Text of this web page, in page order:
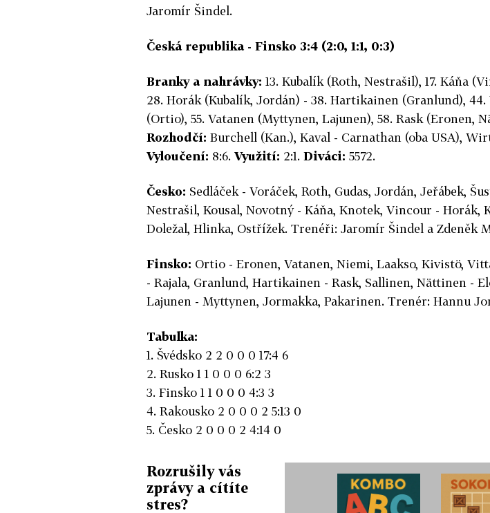
Jaromír Šindel.
Česká republika - Finsko 3:4 (2:0, 1:1, 0:3)
Branky a nahrávky: 13. Kubalík (Roth, Nestrašil), 17. Káňa
28. Horák (Kubalík, Jordán) - 38. Hartikainen (Granlund), 44.
(Ortio), 55. Vatanen (Myttynen, Lajunen), 58. Rask (Eronen,
Rozhodčí: Burchell (Kan.), Kaval - Carnathan (oba USA),
Vyloučení: 8:6. Využití: 2:1. Diváci: 5572.
Česko: Sedláček - Voráček, Roth, Gudas, Jordán, Jeřábek,
Nestrašil, Kousal, Novotný - Káňa, Knotek, Vincour - Horák,
Doležal, Hlinka, Ostřížek. Trenéři: Jaromír Šindel a Zdeněk
Finsko: Ortio - Eronen, Vatanen, Niemi, Laakso, Kivistö,
- Rajala, Granlund, Hartikainen - Rask, Sallinen, Nättinen -
Lajunen - Myttynen, Jormakka, Pakarinen. Trenér: Hannu
Tabulka:
1. Švédsko 2 2 0 0 0 17:4 6
2. Rusko 1 1 0 0 0 6:2 3
3. Finsko 1 1 0 0 0 4:3 3
4. Rakousko 2 0 0 0 2 5:13 0
5. Česko 2 0 0 0 2 4:14 0
Rozrušily vás
zprávy a cítíte
stres?